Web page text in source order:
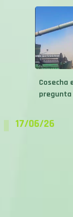
Cosecha
pregunta
17/06/26